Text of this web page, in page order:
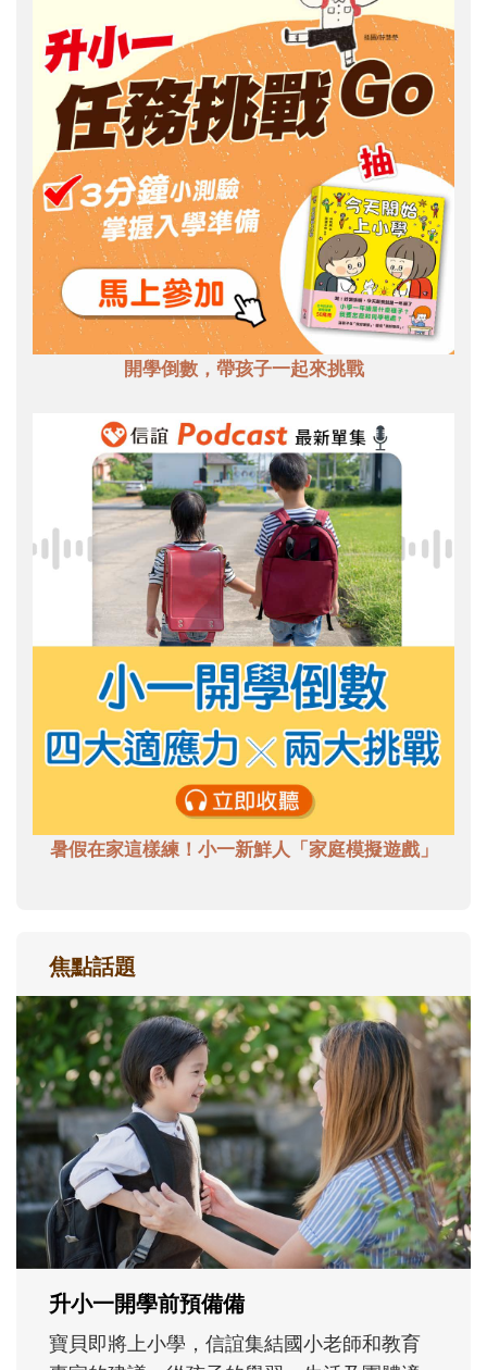
開學倒數，帶孩子一起來挑戰
暑假在家這樣練！小一新鮮人「家庭模擬遊戲」
焦點話題
和孩子一起長大的那個男人│讀懂父親的
不同模樣
沒有人天生就擅長當爸爸！男人總是在一次
次「前所未有」的體驗中，跟著孩子一起長
大。從給予安全感的肢體遊戲，到獨立自
主、角色認同及解決問題的能力養成。爸爸
正嘗試用不同的模樣，參與孩子每個重要的